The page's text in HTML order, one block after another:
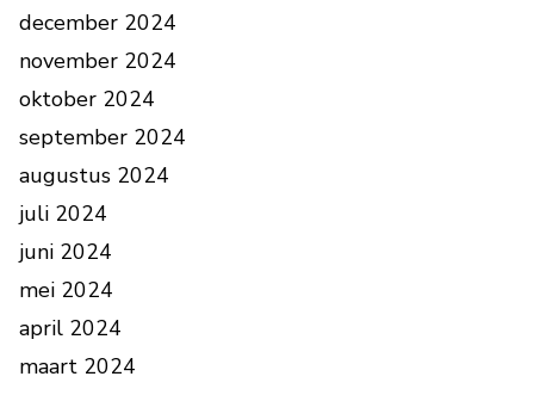
december 2024
november 2024
oktober 2024
september 2024
augustus 2024
juli 2024
juni 2024
mei 2024
april 2024
maart 2024